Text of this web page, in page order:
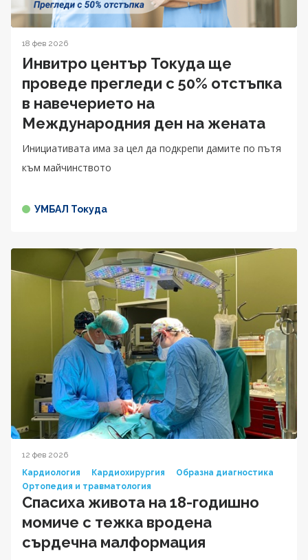
18 фев 2026
Инвитро център Токуда ще
проведе прегледи с 50% отстъпка
в навечерието на
Международния ден на жената
Инициативата има за цел да подкрепи дамите по пътя
към майчинството
УМБАЛ Токуда
12 фев 2026
Кардиология
Кардиохирургия
Образна диагностика
Ортопедия и травматология
Спасиха живота на 18-годишно
момиче с тежка вродена
сърдечна малформация